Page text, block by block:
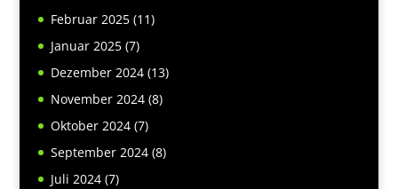
Februar 2025(11)
Januar 2025(7)
Dezember 2024(13)
November 2024(8)
Oktober 2024(7)
September 2024(8)
Juli 2024(7)